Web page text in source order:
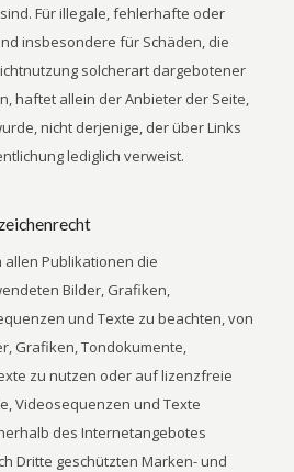
Für illegale, fehlerhafte oder
insbesondere für Schäden, die
solcherart dargebotener
haftet allein der Anbieter der Seite,
nicht derjenige, der über Links
lediglich verweist.
allen Publikationen die
Bilder, Grafiken,
und Texte zu beachten, von
Grafiken, Tondokumente,
zu nutzen oder auf lizenzfreie
Videosequenzen und Texte
des Internetangebotes
Dritte geschützten Marken- und